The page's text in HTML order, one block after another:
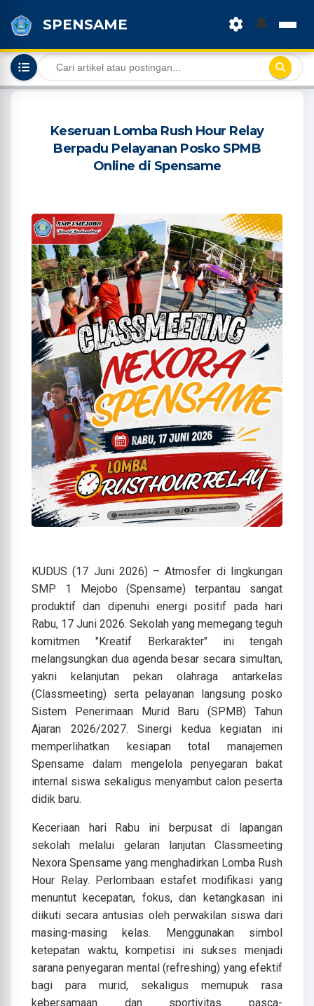
SPENSAME 🔔
Keseruan Lomba Rush Hour Relay
Berpadu Pelayanan Posko SPMB
Online di Spensame
KUDUS (17 Juni 2026) – Atmosfer di lingkungan
SMP 1 Mejobo (Spensame) terpantau sangat
produktif dan dipenuhi energi positif pada hari
Rabu, 17 Juni 2026. Sekolah yang memegang teguh
komitmen "Kreatif Berkarakter" ini tengah
melangsungkan dua agenda besar secara simultan,
yakni kelanjutan pekan olahraga antarkelas
(Classmeeting) serta pelayanan langsung posko
Sistem Penerimaan Murid Baru (SPMB) Tahun
Ajaran 2026/2027. Sinergi kedua kegiatan ini
memperlihatkan kesiapan total manajemen
Spensame dalam mengelola penyegaran bakat
internal siswa sekaligus menyambut calon peserta
didik baru.
Keceriaan hari Rabu ini berpusat di lapangan
sekolah melalui gelaran lanjutan Classmeeting
Nexora Spensame yang menghadirkan Lomba Rush
Hour Relay. Perlombaan estafet modifikasi yang
menuntut kecepatan, fokus, dan ketangkasan ini
diikuti secara antusias oleh perwakilan siswa dari
masing-masing kelas. Menggunakan simbol
ketepatan waktu, kompetisi ini sukses menjadi
sarana penyegaran mental (refreshing) yang efektif
bagi para murid, sekaligus memupuk rasa
kebersamaan dan sportivitas pasca-